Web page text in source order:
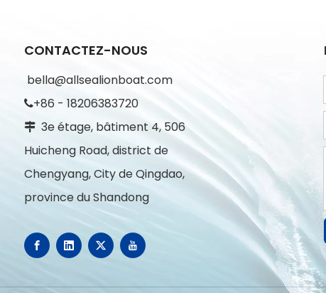
CONTACTEZ-NOUS
bella@allsealionboat.com
+86 - 18206383720
 3e étage, bâtiment 4, 506
Huicheng Road, district de
Chengyang, City de Qingdao,
province du Shandong